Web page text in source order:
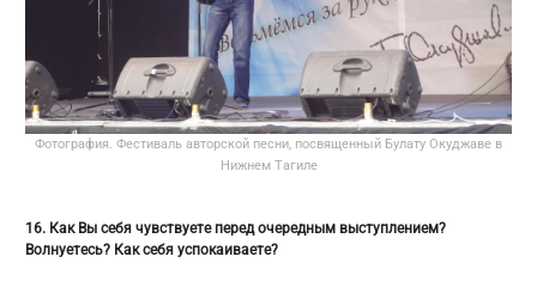
Фотография. Фестиваль авторской песни, посвященный Булату Окуджаве в
Нижнем Тагиле
16. Как Вы себя чувствуете перед очередным выступлением?
Волнуетесь? Как себя успокаиваете?